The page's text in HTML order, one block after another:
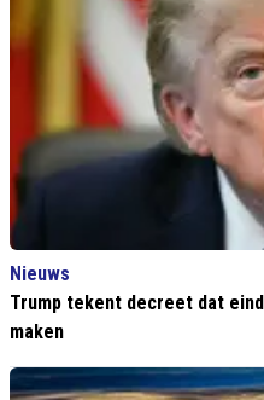
Nieuws
Trump tekent decreet dat
maken